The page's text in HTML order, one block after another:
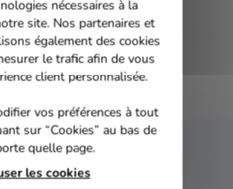
nécessaires à la
site. Nos partenaires et
également des cookies
le trafic afin de vous
client personnalisée.
vos préférences à tout
sur “Cookies” au bas de
quelle page.
les cookies